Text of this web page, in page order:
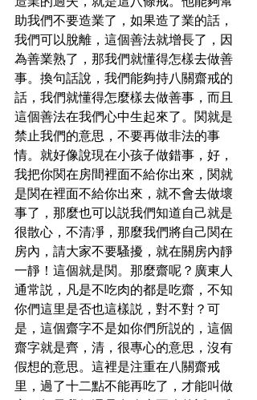
造業的過失，就是這八條戒。他能夠幫
助我們不要造業了，如果造了業的話，
我們可以脫離，這個善法就增長了，因
為善業熟了，那我們就懂得怎樣去做善
事。換句話說，我們能夠持八關齋戒的
話，我們就懂得怎麼樣去做善事，而且
這個善法在我們心中生起來了。関就是
禁止我們的意思，不要再做非法的事
情。就好像說現在小孩子做錯事，好，
我把你関在房間裡面不給你出來，関就
是関在裡面不給你出來，就不會去做壞
事了，那麼也可以説我們知道自己就是
很散心，不清凈，那麼我們將自己関在
房內，請大家不要騷擾，就在關房內靜
一靜！這個就是関。那麼齋呢？廣東人
通常説，凡是不吃肉的都是吃齋，不知
你們這里是否也這樣説，對不對？可
是，這個齋字不是如你們所説的，這個
齋字就是齊，清，很專心的意思，沒有
假想的意思。這裡是注重在八關齋戒
里，過了十二點不能再吃了，才能叫做